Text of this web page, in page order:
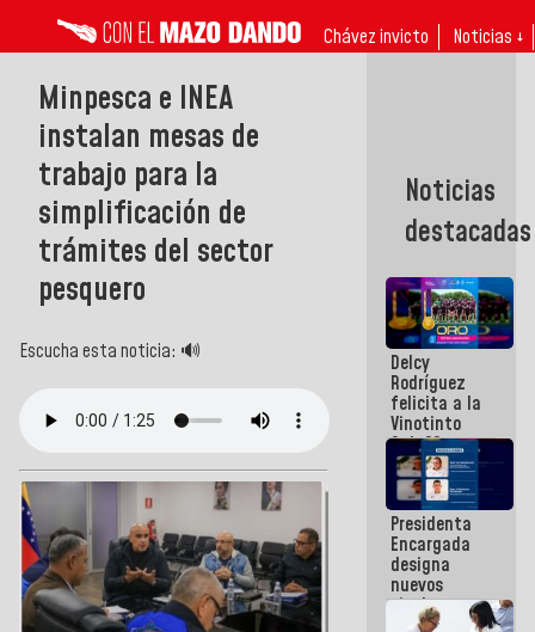
Chávez invicto Noticias ↓
Minpesca e INEA
instalan mesas de
trabajo para la
simplificación de
trámites del sector
pesquero
Escucha esta noticia: 🔊
Noticias
destacadas
Delcy
Rodríguez
felicita a la
Vinotinto
Sub 20
campeona
frente
México Sub
23 en los
Centroamericanos
Presidenta
Encargada
designa
nuevos
titulares en